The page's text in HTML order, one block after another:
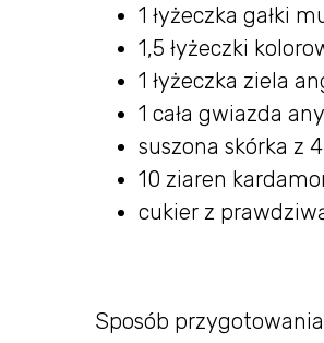
1 łyżeczka gałki
1,5 łyżeczki
1 łyżeczka ziela
1 cała gwiazda
suszona skórka z
10 ziaren
cukier z
Sposób